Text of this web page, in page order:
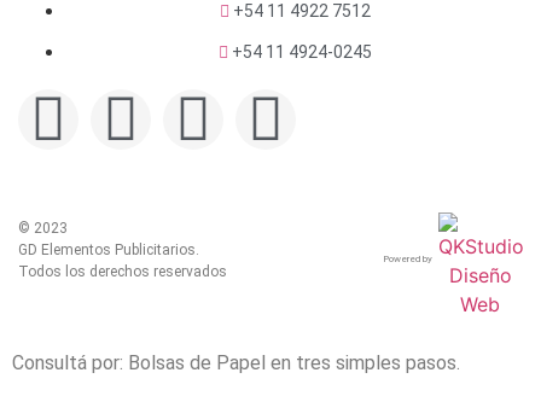
+54 11 4922 7512
+54 11 4924-0245
© 2023
GD Elementos Publicitarios.
Todos los derechos reservados
Powered by
Consultá por: Bolsas de Papel en tres simples pasos.